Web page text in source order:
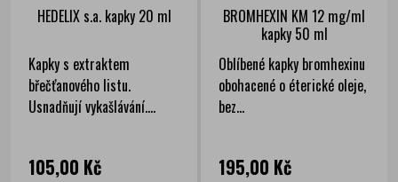
HEDELIX s.a. kapky 20 ml
Kapky s extraktem
břečťanového listu.
Usnadňují vykašlávání....
Cena
105,00 Kč
BROMHEXIN KM 12 mg/ml
kapky 50 ml
Oblíbené kapky bromhexinu
obohacené o éterické oleje,
bez...
Cena
195,00 Kč